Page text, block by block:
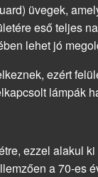
üvegek,
eső teljes
lehet jó
ezért
lámpák
ezzel alakul
a 70-es